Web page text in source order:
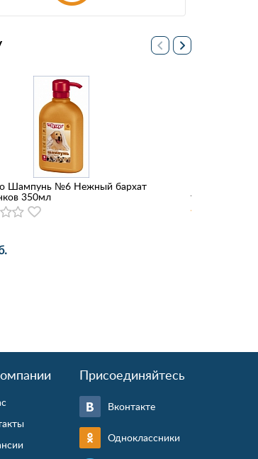
№6 Нежный бархат
350мл теленок с
Присоединяйтесь
Вконтакте
Одноклассники